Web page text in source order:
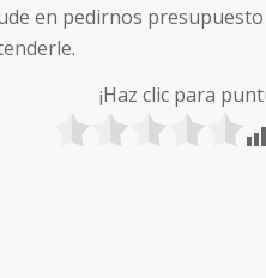
en pedirnos
¡Haz clic para